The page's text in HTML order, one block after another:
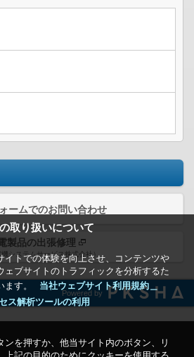
取り扱いについて
イトでの体験を向上させ、コンテンツや
ェブサイトのトラフィックを分析するた
ます。
当社ウェブサイト利用規約＿
ス解析ツールの利用
を押すか、他当サイト内のボタン、リ
ームでのお問い合わせ
製品の出張修理
機システムサービス株式会社）
Powered by